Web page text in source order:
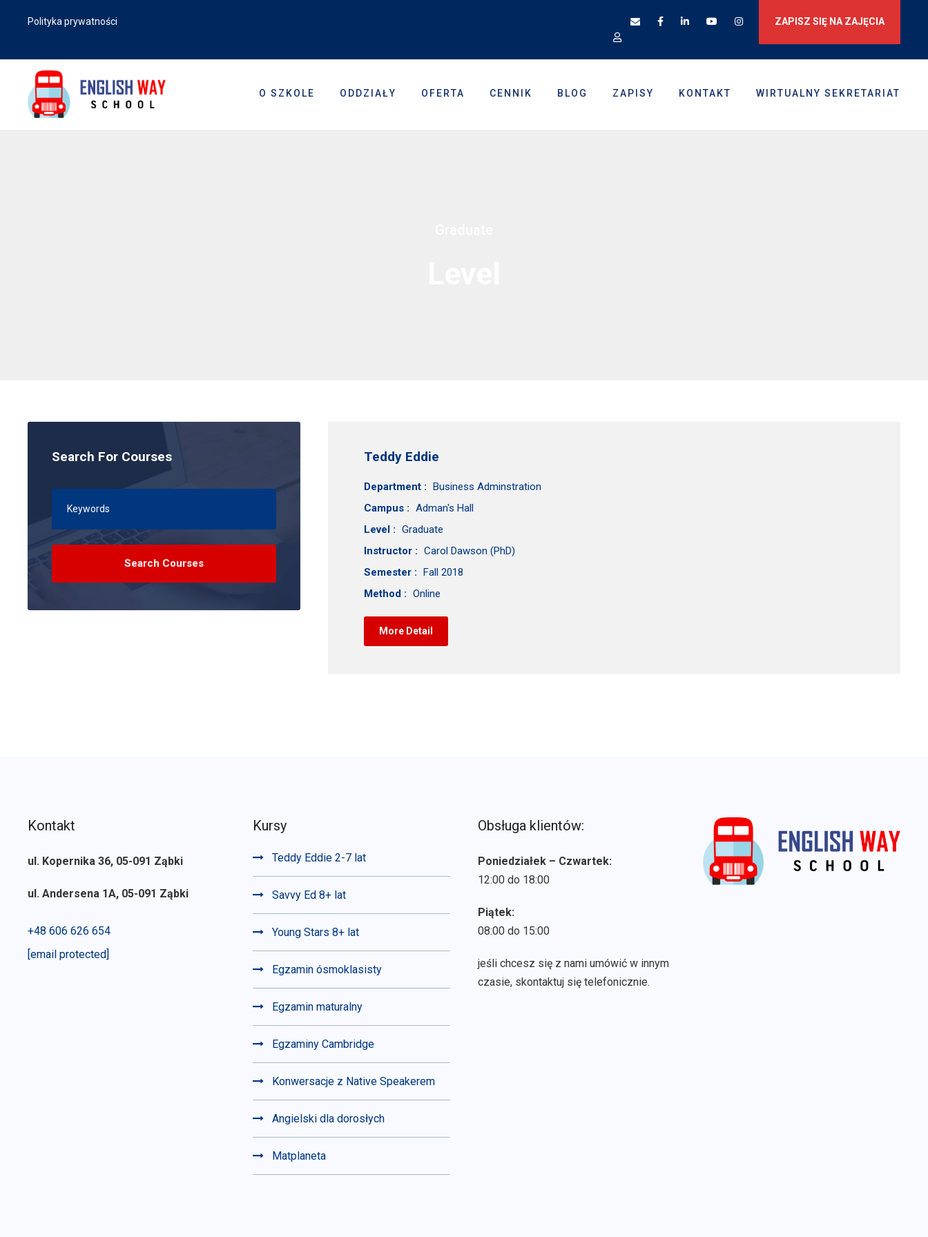
Polityka prywatności ZAPISZ SIĘ NA ZAJĘCIA
O SZKOLE ODDZIAŁY OFERTA CENNIK BLOG ZAPISY KONTAKT WIRTUALNY SEKRETARIAT
Teddy Eddie
Department : Business Adminstration
Campus : Adman's Hall
Level : Graduate
Instructor : Carol Dawson (PhD)
Semester : Fall 2018
Method : Online
More Detail
Search For Courses
Kontakt
ul. Kopernika 36, 05-091 Ząbki
ul. Andersena 1A, 05-091 Ząbki
+48 606 626 654
[email protected]
Kursy
Teddy Eddie 2-7 lat
Savvy Ed 8+ lat
Young Stars 8+ lat
Egzamin ósmoklasisty
Egzamin maturalny
Egzaminy Cambridge
Konwersacje z Native Speakerem
Angielski dla dorosłych
Matplaneta
Obsługa klientów:
Poniedziałek – Czwartek:
12:00 do 18:00
Piątek:
08:00 do 15:00
jeśli chcesz się z nami umówić w innym
czasie, skontaktuj się telefonicznie.